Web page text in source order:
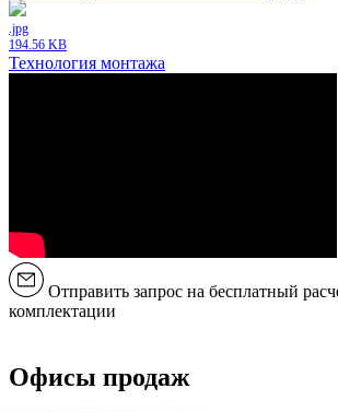
.jpg
194.56 KB
Технология монтажа
Отправить запрос на бесплатный
комплектации
Офисы продаж